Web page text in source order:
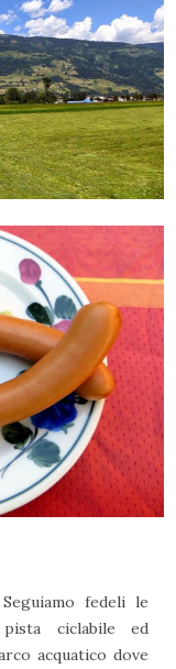
Seguiamo fedeli le
ciclabile ed
acquatico dove